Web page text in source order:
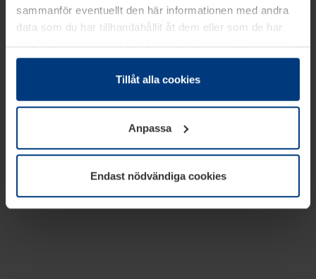
sammanför eventuellt den här informationen med andra
data som du har tillhandahållit åt dem eller som de har
samlat in inom ramen för din användning av tjänsterna.
Juridiskt kan vi lagra kakor på din enhet, om de är
absolut nödvändiga för driften av den här webbplatsen.
godkännande kan du när som helst ändra eller återkalla i
informationen om kakor underDataskyddsförklaring
vår webbplats.
Tillåt alla cookies
Anpassa
Endast nödvändiga cookies